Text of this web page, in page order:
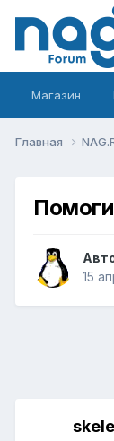
Магазин
Главная
15